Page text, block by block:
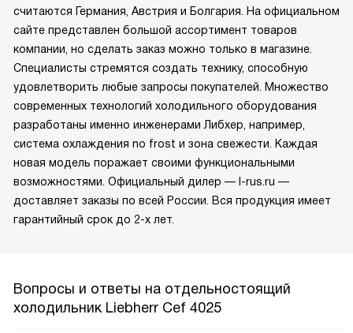
считаются Германия, Австрия и Болгария. На официальном
сайте представлен большой ассортимент товаров
компании, но сделать заказ можно только в магазине.
Специалисты стремятся создать технику, способную
удовлетворить любые запросы покупателей. Множество
современных технологий холодильного оборудования
разработаны именно инженерами Либхер, например,
система охлаждения no frost и зона свежести. Каждая
новая модель поражает своими функциональными
возможностями. Официальный дилер — l-rus.ru —
доставляет заказы по всей России. Вся продукция имеет
гарантийный срок до 2-х лет.
Вопросы и ответы на отдельностоящий
холодильник Liebherr Cef 4025